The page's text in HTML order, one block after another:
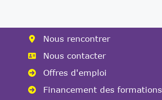
Nous rencontrer
Nous contacter
Offres d'emploi
Financement des formations